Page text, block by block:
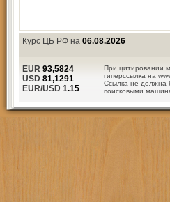
Курс ЦБ РФ на 06.08.2026
При цитировании
гиперссылка на
Ссылка не должна
поисковыми
EUR 93,5824
USD 81,1291
EUR/USD 1.15